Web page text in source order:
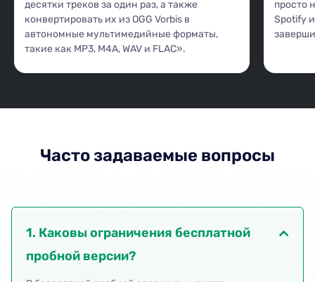
десятки треков за один раз, а также
конвертировать их из OGG Vorbis в
автономные мультимедийные форматы,
такие как MP3, M4A, WAV и FLAC».
просто
Spotify
Часто задаваемые вопросы
1. Каковы ограничения бесплатной
пробной версии?